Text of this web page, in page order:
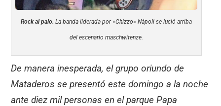
Rock al palo. La banda liderada por «Chizzo» Nápoli se lució arriba
del escenario maschwitenze.
De manera inesperada, el grupo oriundo de
Mataderos se presentó este domingo a la noche
ante diez mil personas en el parque Papa